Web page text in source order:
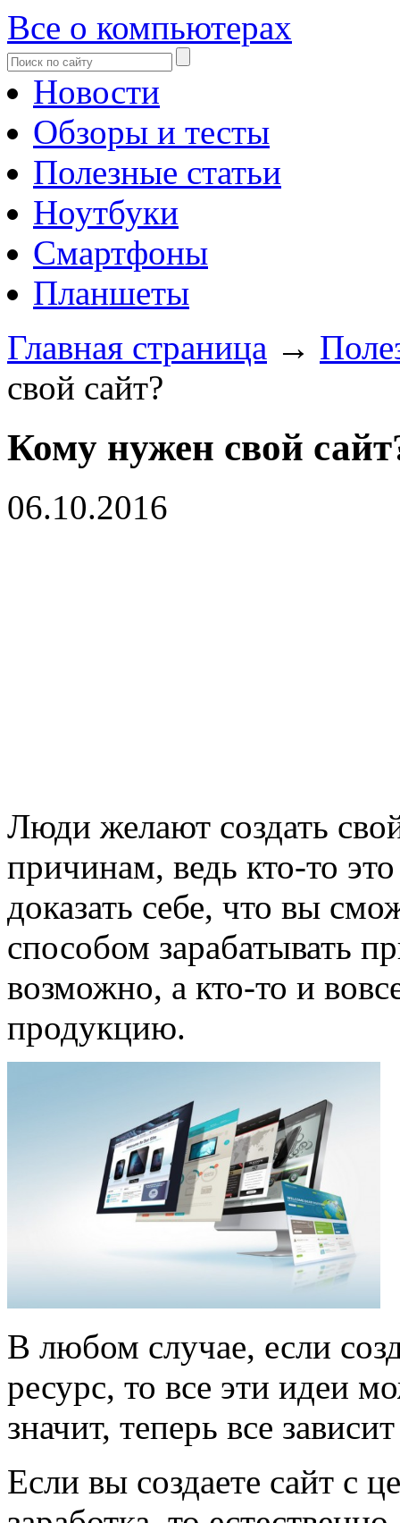
Все о компьютерах
Новости
Обзоры и тесты
Полезные статьи
Ноутбуки
Смартфоны
Планшеты
Главная страница →
свой сайт?
Кому нужен свой
06.10.2016
Люди желают создать
причинам, ведь кто-то
доказать себе, что вы
способом зарабатывать
возможно, а кто-то и
продукцию.
В любом случае, если
ресурс, то все эти идеи
значит, теперь все
Если вы создаете сайт с